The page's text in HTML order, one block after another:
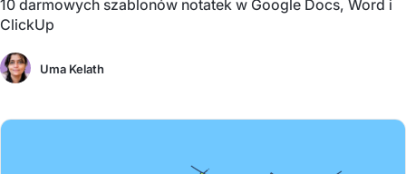
10 darmowych szablonów notatek w Google Docs, Word i
ClickUp
Uma Kelath